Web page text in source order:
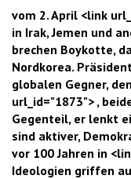
vom 2. April <link
in Irak, Jemen und
brechen Boykotte,
Nordkorea.
globalen Gegner,
url_id="1873"> ,
Gegenteil, er lenkt
sind aktiver,
vor 100 Jahren in
Ideologien griffen